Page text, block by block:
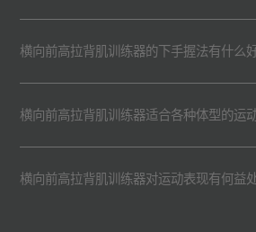
横向前高拉背肌训练器的下手握法有什么
横向前高拉背肌训练器适合各种体型的运
横向前高拉背肌训练器对运动表现有何益处